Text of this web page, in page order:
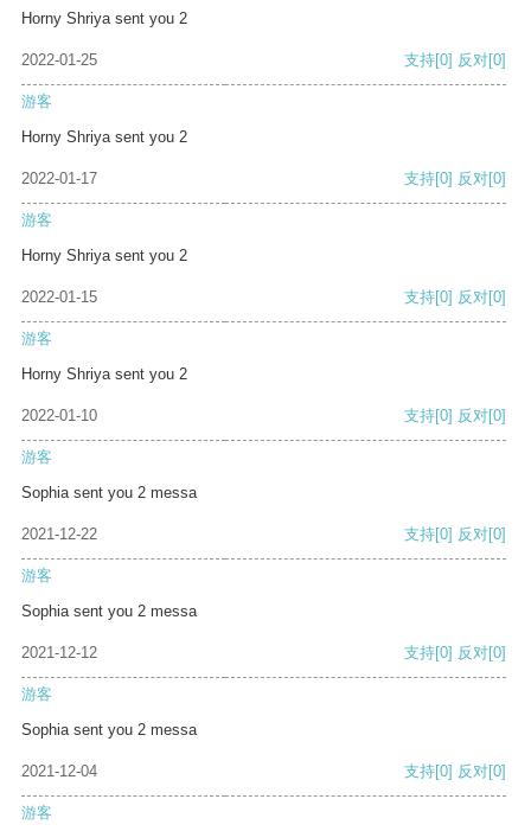
Horny Shriya sent you 2
2022-01-25 支持[0] 反对[0]
游客
Horny Shriya sent you 2
2022-01-17 支持[0] 反对[0]
游客
Horny Shriya sent you 2
2022-01-15 支持[0] 反对[0]
游客
Horny Shriya sent you 2
2022-01-10 支持[0] 反对[0]
游客
Sophia sent you 2 messa
2021-12-22 支持[0] 反对[0]
游客
Sophia sent you 2 messa
2021-12-12 支持[0] 反对[0]
游客
Sophia sent you 2 messa
2021-12-04 支持[0] 反对[0]
游客